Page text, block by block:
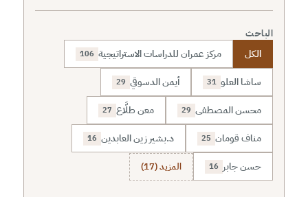
الباحث
الكل مركز عمران للدراسات الاستراتيجية 106
ساشا العلو 31 أيمن الدسوقي 29
محسن المصطفى 29 معن طلَّاع 27
مناف قومان 25 د.بشير زين العابدين 16
حسن جابر 16 المزيد (17)